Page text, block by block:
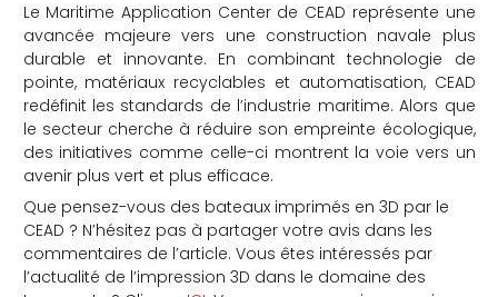
Le Maritime Application Center de CEAD représente une
avancée majeure vers une construction navale plus
durable et innovante. En combinant technologie de
pointe, matériaux recyclables et automatisation, CEAD
redéfinit les standards de l’industrie maritime. Alors que
le secteur cherche à réduire son empreinte écologique,
des initiatives comme celle-ci montrent la voie vers un
avenir plus vert et plus efficace.
Que pensez-vous des bateaux imprimés en 3D par le
CEAD ? N’hésitez pas à partager votre avis dans les
commentaires de l’article. Vous êtes intéressés par
l’actualité de l’impression 3D dans le domaine des